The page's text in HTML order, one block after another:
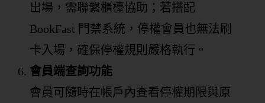
出場，需聯繫櫃檯協助；若搭配
BookFast 門禁系統，停權會員也無法刷
卡入場，確保停權規則嚴格執行。
會員端查詢功能
會員可隨時在帳戶內查看停權期限與原